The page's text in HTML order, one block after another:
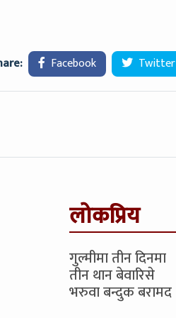
Facebook Twitter
लोकप्रिय
गुल्मीमा तीन दिनमा
तीन थान बेवारिसे
भरुवा बन्दुक बरामद